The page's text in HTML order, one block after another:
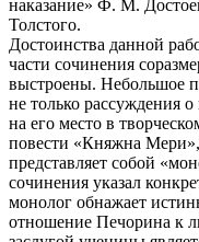
наказание» Ф. М.
Толстого.
Достоинства данной
части сочинения
выстроены. Небольшое
не только рассуждения
на его место в
повести «Княжна
представляет собой
сочинения указал
монолог обнажает
отношение Печорина к